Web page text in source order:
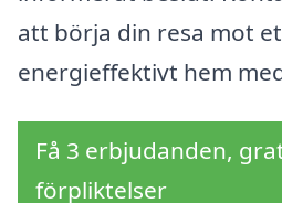
att börja din resa mot
energieffektivt hem
Få 3 erbjudanden,
förpliktelser